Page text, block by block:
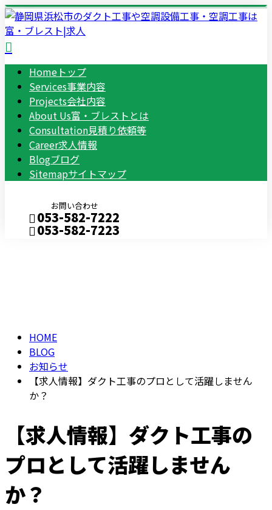
Home トップ
Services事業内容
Projects会社内容
About Us富・ブレストとは
Consultation見積り依頼等
Career求人情報
Blogブログ
Sitemapサイトマップ
お問い合わせ
053-582-7222
053-582-7223
HOME
BLOG
お知らせ
【求人情報】ダクト工事のプロとして活躍しません
か？
【求人情報】ダクト工事の
プロとして活躍しません
か？